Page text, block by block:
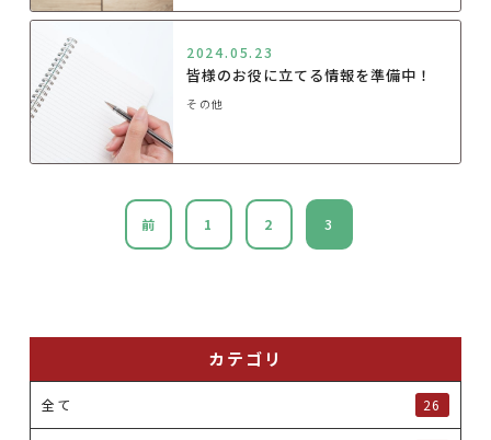
2024.05.23
皆様のお役に立てる情報を準備中！
その他
前 1 2 3
カテゴリ
全て 26